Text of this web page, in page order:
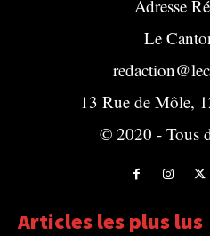
Adresse
Le
13 Rue de Môle,
© 2020 - Tous
Articles les plus lus